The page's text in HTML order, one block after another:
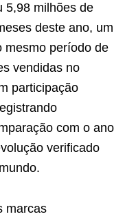
5,98 milhões de
deste ano, um
mesmo período de
vendidas no
participação
com o ano
verificado
marcas